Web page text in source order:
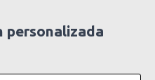
personalizada